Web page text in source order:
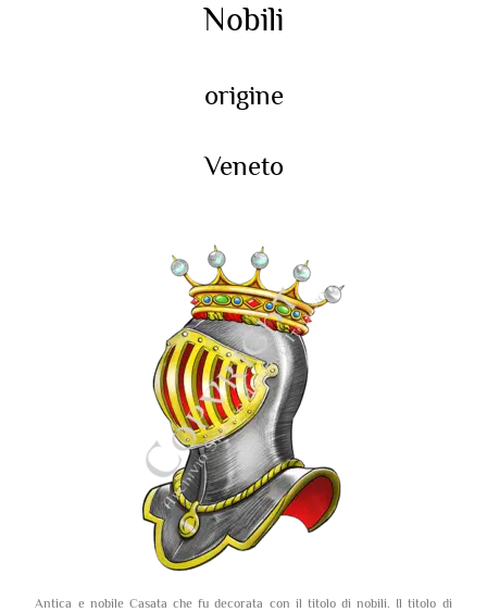
Nobili
origine
Veneto
Antica e nobile Casata che fu decorata con il titolo di nobili. Il titolo di